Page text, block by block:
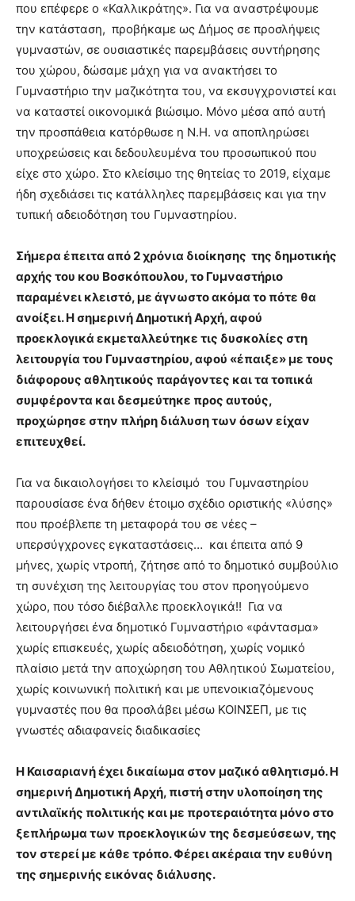
που επέφερε ο «Καλλικράτης». Για να αναστρέψουμε
την κατάσταση, προβήκαμε ως Δήμος σε προσλήψεις
γυμναστών, σε ουσιαστικές παρεμβάσεις συντήρησης
του χώρου, δώσαμε μάχη για να ανακτήσει το
Γυμναστήριο την μαζικότητα του, να εκσυγχρονιστεί και
να καταστεί οικονομικά βιώσιμο. Μόνο μέσα από αυτή
την προσπάθεια κατόρθωσε η Ν.Η. να αποπληρώσει
υποχρεώσεις και δεδουλευμένα του προσωπικού που
είχε στο χώρο. Στο κλείσιμο της θητείας το 2019, είχαμε
ήδη σχεδιάσει τις κατάλληλες παρεμβάσεις και για την
τυπική αδειοδότηση του Γυμναστηρίου.
Σήμερα έπειτα από 2 χρόνια διοίκησης της δημοτικής
αρχής του κου Βοσκόπουλου, το Γυμναστήριο
παραμένει κλειστό, με άγνωστο ακόμα το πότε θα
ανοίξει. Η σημερινή Δημοτική Αρχή, αφού
προεκλογικά εκμεταλλεύτηκε τις δυσκολίες στη
λειτουργία του Γυμναστηρίου, αφού «έπαιξε» με τους
διάφορους αθλητικούς παράγοντες και τα τοπικά
συμφέροντα και δεσμεύτηκε προς αυτούς,
προχώρησε στην πλήρη διάλυση των όσων είχαν
επιτευχθεί.
Για να δικαιολογήσει το κλείσιμό του Γυμναστηρίου
παρουσίασε ένα δήθεν έτοιμο σχέδιο οριστικής «λύσης»
που προέβλεπε τη μεταφορά του σε νέες –
υπερσύγχρονες εγκαταστάσεις… και έπειτα από 9
μήνες, χωρίς ντροπή, ζήτησε από το δημοτικό συμβούλιο
τη συνέχιση της λειτουργίας του στον προηγούμενο
χώρο, που τόσο διέβαλλε προεκλογικά!! Για να
λειτουργήσει ένα δημοτικό Γυμναστήριο «φάντασμα»
χωρίς επισκευές, χωρίς αδειοδότηση, χωρίς νομικό
πλαίσιο μετά την αποχώρηση του Αθλητικού Σωματείου,
χωρίς κοινωνική πολιτική και με υπενοικιαζόμενους
γυμναστές που θα προσλάβει μέσω ΚΟΙΝΣΕΠ, με τις
γνωστές αδιαφανείς διαδικασίες
Η Καισαριανή έχει δικαίωμα στον μαζικό αθλητισμό. Η
σημερινή Δημοτική Αρχή, πιστή στην υλοποίηση της
αντιλαϊκής πολιτικής και με προτεραιότητα μόνο στο
ξεπλήρωμα των προεκλογικών της δεσμεύσεων, της
τον στερεί με κάθε τρόπο. Φέρει ακέραια την ευθύνη
της σημερινής εικόνας διάλυσης.